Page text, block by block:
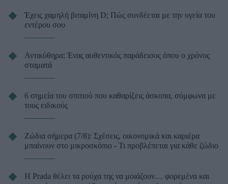
Έχεις χαμηλή βιταμίνη D; Πώς συνδέεται με την υγεία του
εντέρου σου
Αντικύθηρα: Ένας αυθεντικός παράδεισος όπου ο χρόνος
σταματά
6 σημεία του σπιτιού που καθαρίζεις άσκοπα, σύμφωνα με
τους ειδικούς
Ζώδια σήμερα (7/8): Σχέσεις, οικονομικά και καριέρα
μπαίνουν στο μικροσκόπιο - Τι προβλέπεται για κάθε ζώδιο
Η Prada θέλει τα ρούχα της να μοιάζουν… φορεμένα και